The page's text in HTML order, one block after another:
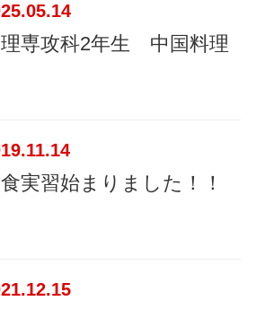
05.14
専攻科2年生 中国料理
11.14
実習始まりました！！
12.15